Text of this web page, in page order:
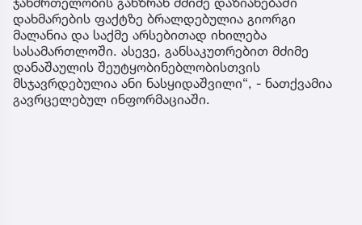
დახმარების ფაქტზე ბრალდებულია გიორგი
მალანია და საქმე არსებითად იხილება
სასამართლოში. ასევე, განსაკუთრებით მძიმე
დანაშაულის შეუტყობინებლობისთვის
მსჯავრდებულია ანი ნასყიდაშვილი“, - ნათქვამია
გავრცელებულ ინფორმაციაში.